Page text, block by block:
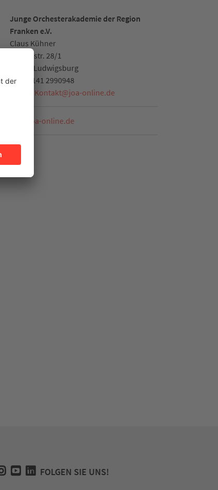
Junge Orchesterakademie der Region
Franken e.V.
Claus Kühner
Mörikestr. 28/1
Ludwigsburg
Tel.
07141 2990948
Kontakt@joa-online.de
www.joa-online.de
FOLGEN SIE UNS!